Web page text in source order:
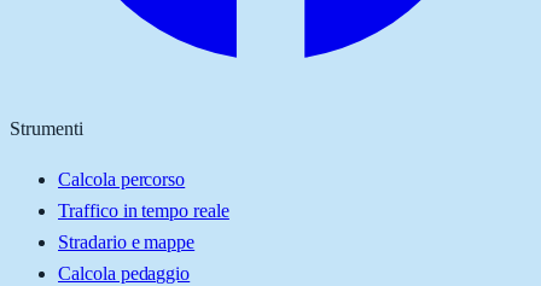
Strumenti
Calcola percorso
Traffico in tempo reale
Stradario e mappe
Calcola pedaggio